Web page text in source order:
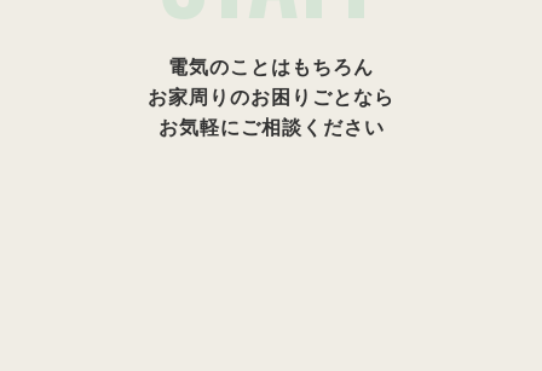
電気のことはもちろん
お家周りのお困りごとなら
お気軽にご相談ください